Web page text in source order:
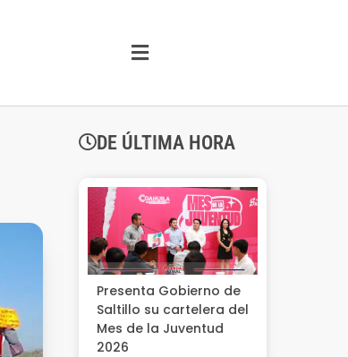
DE ÚLTIMA HORA
Presenta Gobierno de
Saltillo su cartelera del
Mes de la Juventud
2026